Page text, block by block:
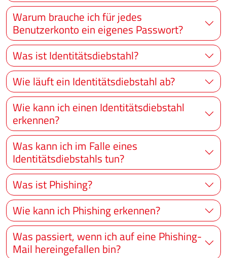
Warum brauche ich für jedes
Benutzerkonto ein eigenes Passwort?
Was ist Identitätsdiebstahl?
Wie läuft ein Identitätsdiebstahl ab?
Wie kann ich einen Identitätsdiebstahl
erkennen?
Was kann ich im Falle eines
Identitätsdiebstahls tun?
Was ist Phishing?
Wie kann ich Phishing erkennen?
Was passiert, wenn ich auf eine Phishing-
Mail hereingefallen bin?